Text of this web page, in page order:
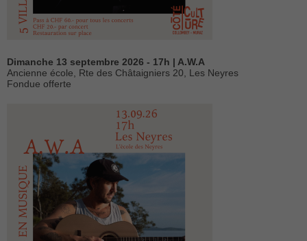
Dimanche 13 septembre 2026 - 17h | A.W.A
Ancienne école, Rte des Châtaigniers 20, Les Neyres
Fondue offerte